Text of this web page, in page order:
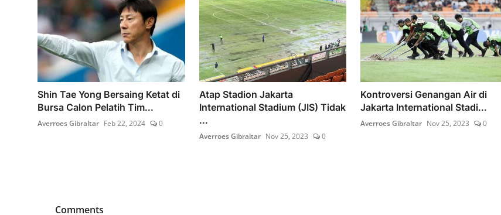
Shin Tae Yong Bersaing Ketat di
Bursa Calon Pelatih Tim...
Averroes Gibraltar Feb 22, 2024 0
Atap Stadion Jakarta
International Stadium (JIS) Tidak
...
Averroes Gibraltar Nov 25, 2023 0
Kontroversi Genangan Air di
Jakarta International Stadi...
Averroes Gibraltar Nov 25, 2023 0
Comments